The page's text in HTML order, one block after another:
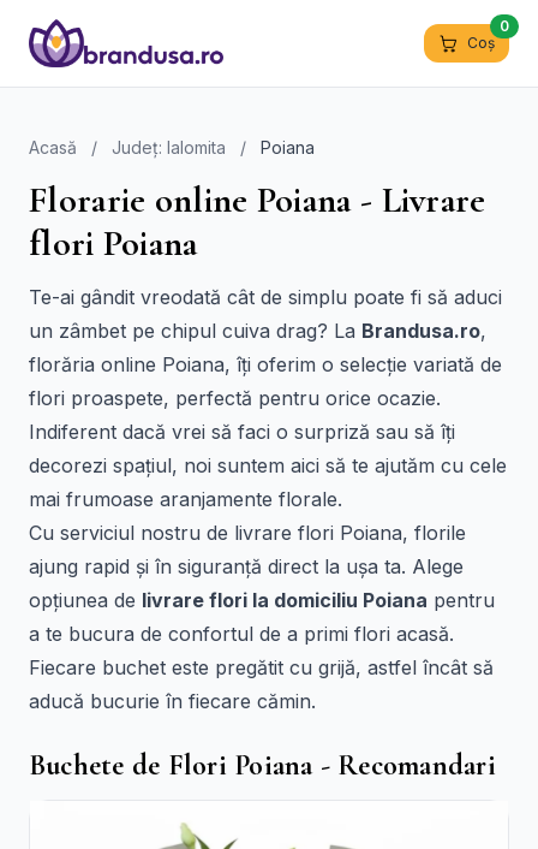
Coș
0
Acasă / Județ: Ialomita / Poiana
Florarie online Poiana - Livrare
flori Poiana
Te-ai gândit vreodată cât de simplu poate fi să aduci
un zâmbet pe chipul cuiva drag? La Brandusa.ro,
florăria online Poiana, îți oferim o selecție variată de
flori proaspete, perfectă pentru orice ocazie.
Indiferent dacă vrei să faci o surpriză sau să îți
decorezi spațiul, noi suntem aici să te ajutăm cu cele
mai frumoase aranjamente florale.
Cu serviciul nostru de livrare flori Poiana, florile
ajung rapid și în siguranță direct la ușa ta. Alege
opțiunea de livrare flori la domiciliu Poiana pentru
a te bucura de confortul de a primi flori acasă.
Fiecare buchet este pregătit cu grijă, astfel încât să
aducă bucurie în fiecare cămin.
Buchete de Flori Poiana - Recomandari